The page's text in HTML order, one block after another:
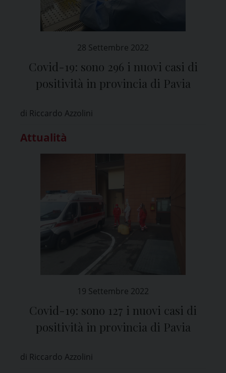
28 Settembre 2022
Covid-19: sono 296 i nuovi casi di
positività in provincia di Pavia
di Riccardo Azzolini
Attualità
19 Settembre 2022
Covid-19: sono 127 i nuovi casi di
positività in provincia di Pavia
di Riccardo Azzolini